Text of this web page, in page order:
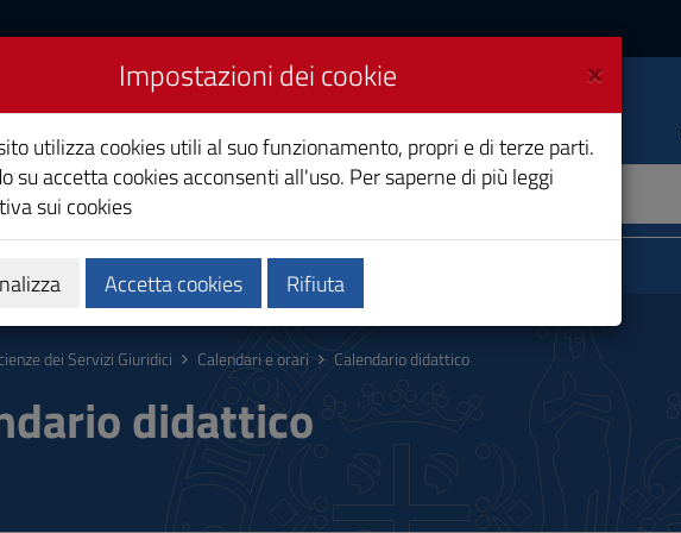
Giuridici
Calendari e orari Qualità e miglioramento
dei Servizi Giuridici Calendari e orari Calendario didattico
didattico
×
Impostazioni dei cookie
utilizza cookies utili al suo funzionamento, propri e di terze parti.
su accetta cookies acconsenti all'uso. Per saperne di più leggi
sui cookies
Accetta cookies Rifiuta